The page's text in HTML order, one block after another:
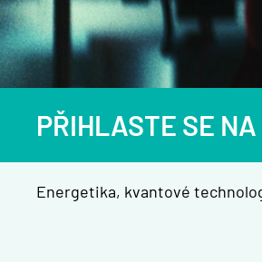
PŘIHLASTE SE
Energetika, kvantové